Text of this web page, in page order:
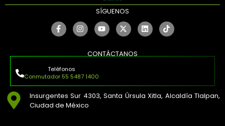
SÍGUENOS
CONTÁCTANOS
Teléfonos
Conmutador 55 5487 1400
Insurgentes Sur 4303, Santa Úrsula Xitla, Alcaldía Tlalpan,
Ciudad de México